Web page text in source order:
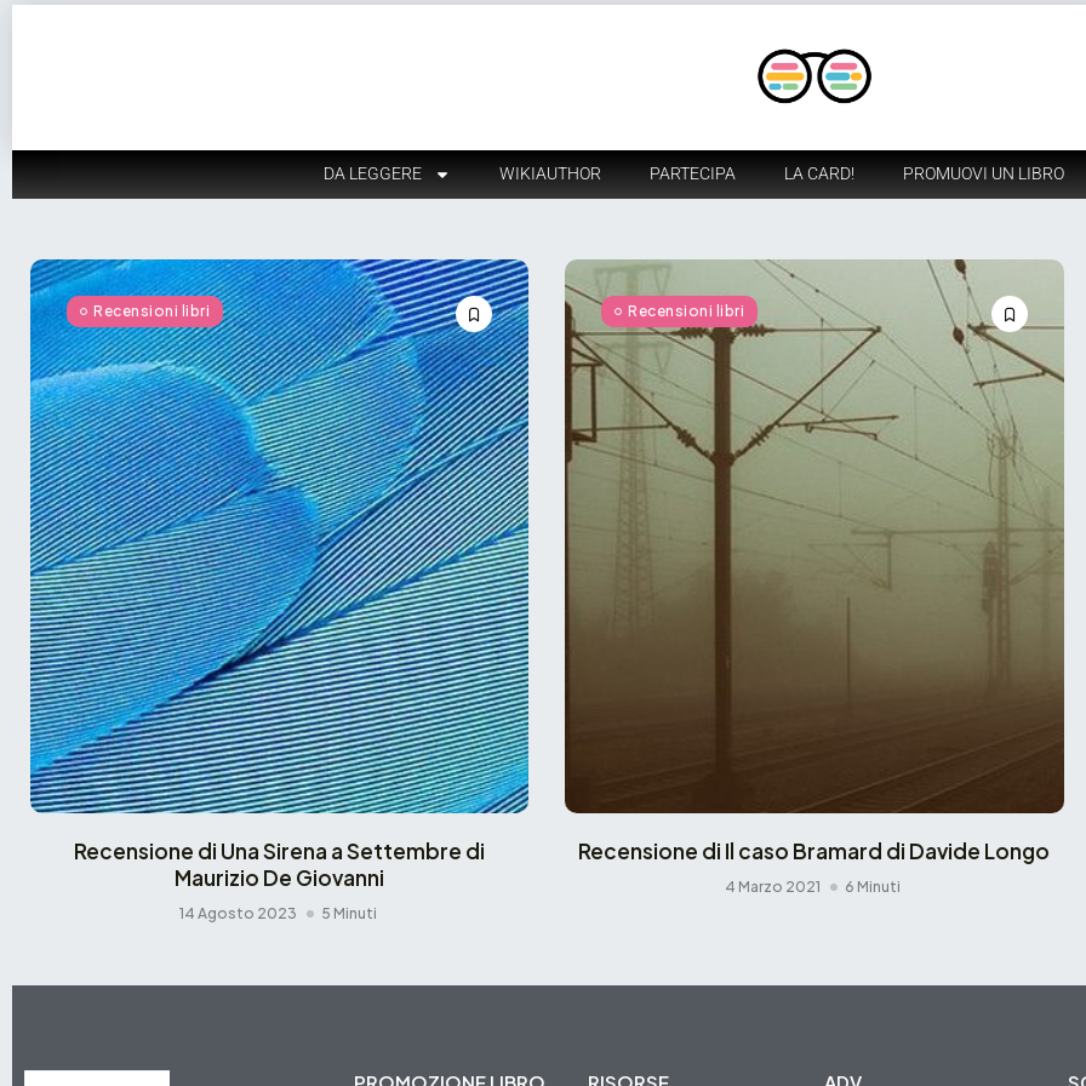
DA LEGGERE WIKIAUTHOR PARTECIPA LA CARD! PROMUOVI UN LIBRO
Recensioni libri
Recensione di Una Sirena a Settembre di
Maurizio De Giovanni
14 Agosto 2023 5 Minuti
Recensioni libri
Recensione di Il caso Bramard di Davide Longo
4 Marzo 2021 6 Minuti
PROMOZIONE LIBRO RISORSE ADV